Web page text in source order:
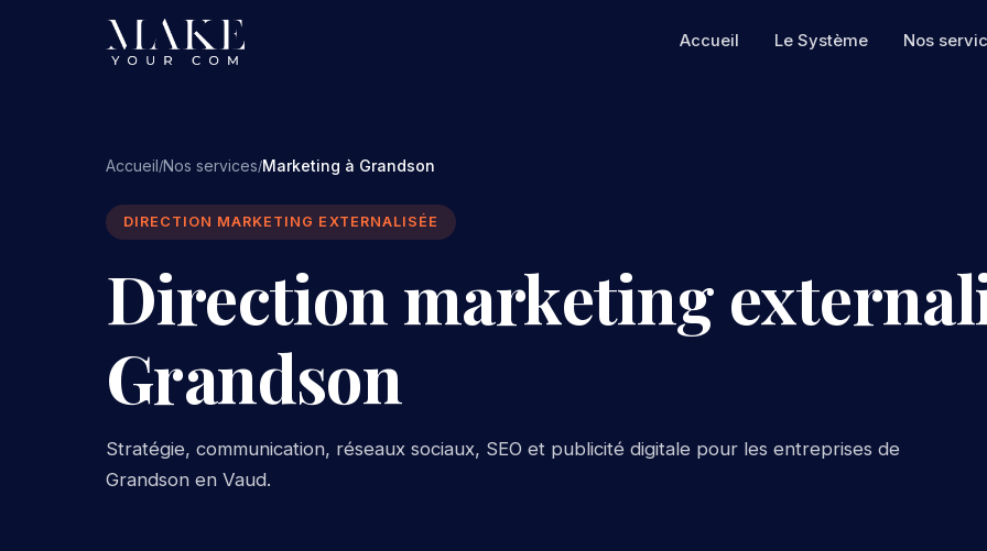
Accueil Le Système Nos
Accueil/Nos services/Marketing à Grandson
DIRECTION MARKETING EXTERNALISÉE
Direction marketing
Grandson
Stratégie, communication, réseaux sociaux, SEO et publicité digitale pour les entreprises de
Grandson en Vaud.